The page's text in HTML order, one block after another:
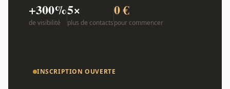
+300%
de visibilité
5×
plus de contacts
0 €
pour commencer
INSCRIPTION OUVERTE